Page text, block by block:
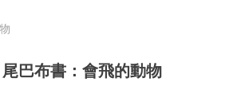
尾巴布書：會飛的動物